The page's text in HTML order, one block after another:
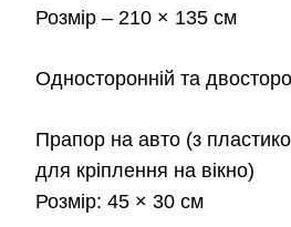
Розмір – 210 × 135 см
Односторонній та
Прапор на авто (з
для кріплення на вікно)
Розмір: 45 × 30 см